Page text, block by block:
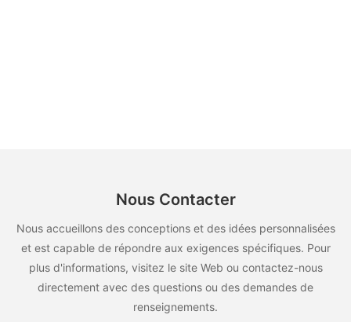
Nous Contacter
Nous accueillons des conceptions et des idées personnalisées
et est capable de répondre aux exigences spécifiques. Pour
plus d'informations, visitez le site Web ou contactez-nous
directement avec des questions ou des demandes de
renseignements.